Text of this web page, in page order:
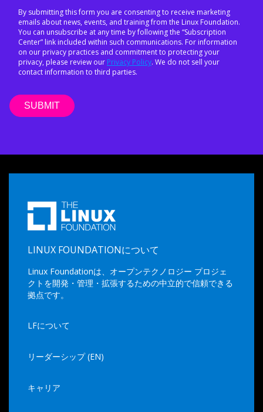
By submitting this form you are consenting to receive marketing
emails about news, events, and training from the Linux Foundation.
You can unsubscribe at any time by following the “Subscription
Center” link included within such communications. For information
on our privacy practices and commitment to protecting your
privacy, please review our Privacy Policy. We do not sell your
contact information to third parties.
LINUX FOUNDATIONについて
Linux Foundationは、オープンテクノロジー プロジェ
クトを開発・管理・拡張するための中立的で信頼できる
拠点です。
LFについて
リーダーシップ (EN)
キャリア